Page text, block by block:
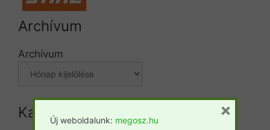
Archívum
Archívum
Kategóriák
Új weboldalunk: megosz.hu
×